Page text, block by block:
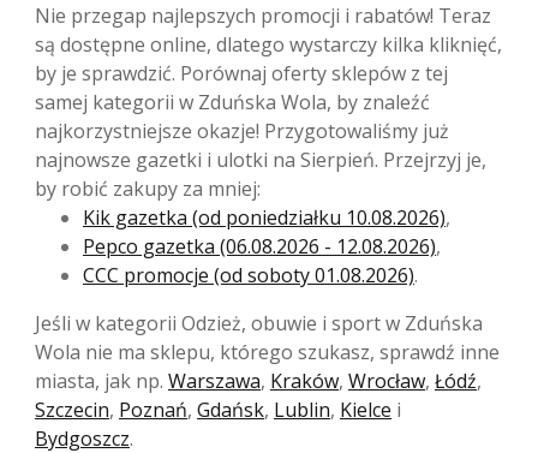
Nie przegap najlepszych promocji i rabatów! Teraz
są dostępne online, dlatego wystarczy kilka kliknięć,
by je sprawdzić. Porównaj oferty sklepów z tej
samej kategorii w Zduńska Wola, by znaleźć
najkorzystniejsze okazje! Przygotowaliśmy już
najnowsze gazetki i ulotki na Sierpień. Przejrzyj je,
by robić zakupy za mniej:
Kik gazetka (od poniedziałku 10.08.2026),
Pepco gazetka (06.08.2026 - 12.08.2026),
CCC promocje (od soboty 01.08.2026).
Jeśli w kategorii Odzież, obuwie i sport w Zduńska
Wola nie ma sklepu, którego szukasz, sprawdź inne
miasta, jak np. Warszawa, Kraków, Wrocław, Łódź,
Szczecin, Poznań, Gdańsk, Lublin, Kielce i
Bydgoszcz.